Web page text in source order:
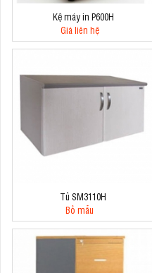
Kệ máy in P600H
Giá liên hệ
Tủ SM3110H
Bỏ mẫu